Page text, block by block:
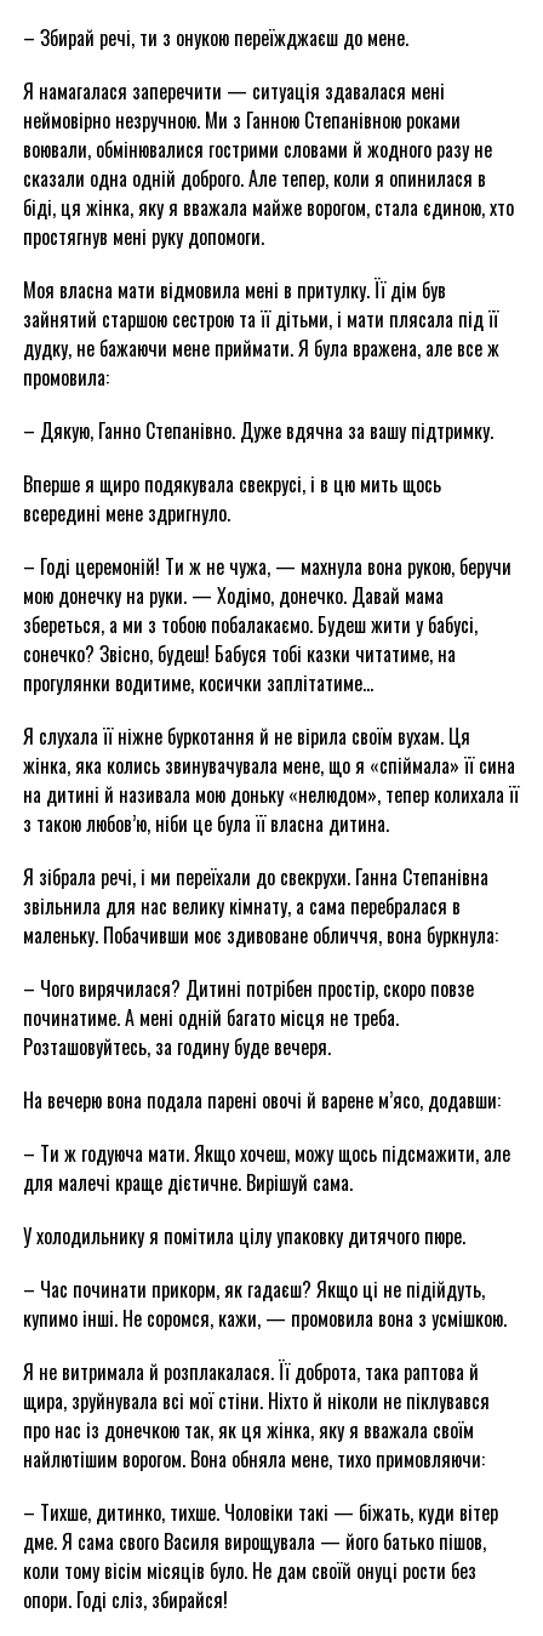
– Збирай речі, ти з онукою переїжджаєш до мене.
Я намагалася заперечити — ситуація здавалася мені
неймовірно незручною. Ми з Ганною Степанівною роками
воювали, обмінювалися гострими словами й жодного разу не
сказали одна одній доброго. Але тепер, коли я опинилася в
біді, ця жінка, яку я вважала майже ворогом, стала єдиною, хто
простягнув мені руку допомоги.
Моя власна мати відмовила мені в притулку. Її дім був
зайнятий старшою сестрою та її дітьми, і мати плясала під її
дудку, не бажаючи мене приймати. Я була вражена, але все ж
промовила:
– Дякую, Ганно Степанівно. Дуже вдячна за вашу підтримку.
Вперше я щиро подякувала свекрусі, і в цю мить щось
всередині мене здригнуло.
– Годі церемоній! Ти ж не чужа, — махнула вона рукою, беручи
мою донечку на руки. — Ходімо, донечко. Давай мама
збереться, а ми з тобою побалакаємо. Будеш жити у бабусі,
сонечко? Звісно, будеш! Бабуся тобі казки читатиме, на
прогулянки водитиме, косички заплітатиме…
Я слухала її ніжне буркотання й не вірила своїм вухам. Ця
жінка, яка колись звинувачувала мене, що я «спіймала» її сина
на дитині й називала мою доньку «нелюдом», тепер колихала її
з такою любов’ю, ніби це була її власна дитина.
Я зібрала речі, і ми переїхали до свекрухи. Ганна Степанівна
звільнила для нас велику кімнату, а сама перебралася в
маленьку. Побачивши моє здивоване обличчя, вона буркнула:
– Чого вирячилася? Дитині потрібен простір, скоро повзе
починатиме. А мені одній багато місця не треба.
Розташовуйтесь, за годину буде вечеря.
На вечерю вона подала парені овочі й варене м’ясо, додавши:
– Ти ж годуюча мати. Якщо хочеш, можу щось підсмажити, але
для малечі краще дієтичне. Вирішуй сама.
У холодильнику я помітила цілу упаковку дитячого пюре.
– Час починати прикорм, як гадаєш? Якщо ці не підійдуть,
купимо інші. Не соромся, кажи, — промовила вона з усмішкою.
Я не витримала й розплакалася. Її доброта, така раптова й
щира, зруйнувала всі мої стіни. Ніхто й ніколи не піклувався
про нас із донечкою так, як ця жінка, яку я вважала своїм
найлютішим ворогом. Вона обняла мене, тихо примовляючи:
– Тихше, дитинко, тихше. Чоловіки такі — біжать, куди вітер
дме. Я сама свого Василя вирощувала — його батько пішов,
коли тому вісім місяців було. Не дам своїй онуці рости без
опори. Годі сліз, збирайся!